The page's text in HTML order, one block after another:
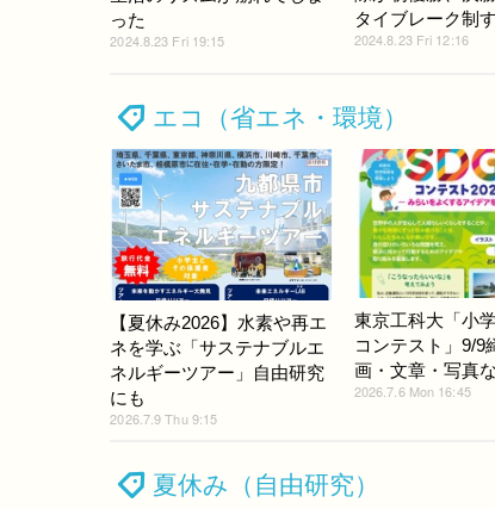
った
2024.8.23 Fri 19:15
タイブレーク制す
2024.8.23 Fri 12:16
エコ（省エネ・環境）
【夏休み2026】水素や再エ
ネを学ぶ「サステナブルエ
ネルギーツアー」自由研究
にも
2026.7.9 Thu 9:15
東京工科大「小
コンテスト」9/
画・文章・写真
2026.7.6 Mon 16:45
夏休み（自由研究）